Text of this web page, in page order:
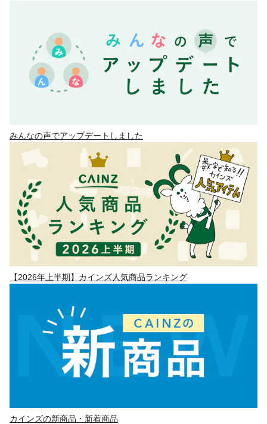
みんなの声でアップデートしました
【2026年上半期】カインズ人気商品ランキング
カインズの新商品・新着商品